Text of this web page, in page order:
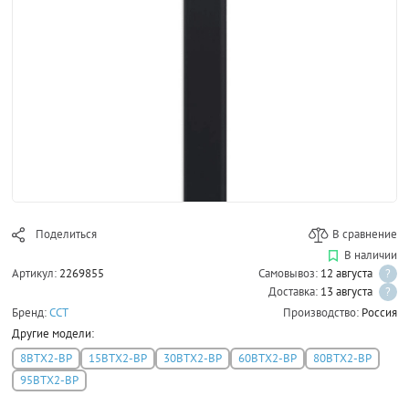
Поделиться В сравнение
Артикул: 2269855
В наличии
Самовывоз: 12 августа
?
Доставка: 13 августа
?
Бренд:ССТ Производство: Россия
Другие модели:
8ВТХ2-ВР
15ВТХ2-ВР 30ВТХ2-ВР 60ВТХ2-ВР
80ВТХ2-ВР
95ВТХ2-ВР